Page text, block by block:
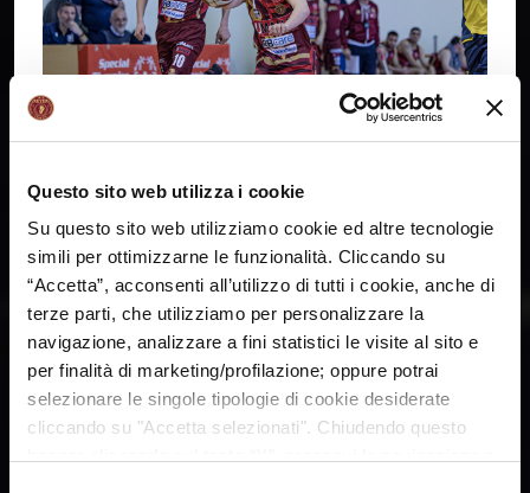
Questo sito web utilizza i cookie
Su questo sito web utilizziamo cookie ed altre tecnologie
simili per ottimizzarne le funzionalità. Cliccando su
“Accetta”, acconsenti all’utilizzo di tutti i cookie, anche di
terze parti, che utilizziamo per personalizzare la
navigazione, analizzare a fini statistici le visite al sito e
per finalità di marketing/profilazione; oppure potrai
selezionare le singole tipologie di cookie desiderate
cliccando su "Accetta selezionati". Chiudendo questo